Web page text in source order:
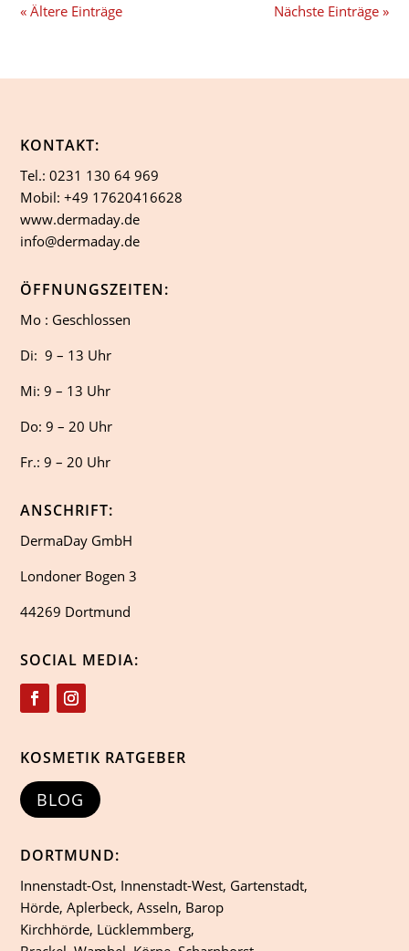
« Ältere Einträge Nächste Einträge »
KONTAKT:
Tel.: 0231 130 64 969
Mobil: +49 17620416628
www.dermaday.de
info@dermaday.de
ÖFFNUNGSZEITEN:
Mo : Geschlossen
Di: 9 – 13 Uhr
Mi: 9 – 13 Uhr
Do: 9 – 20 Uhr
Fr.: 9 – 20 Uhr
ANSCHRIFT:
DermaDay GmbH
Londoner Bogen 3
44269 Dortmund
SOCIAL MEDIA:
KOSMETIK RATGEBER
BLOG
DORTMUND:
Innenstadt-Ost, Innenstadt-West, Gartenstadt,
Hörde, Aplerbeck, Asseln, Barop
Kirchhörde, Lücklemmberg,